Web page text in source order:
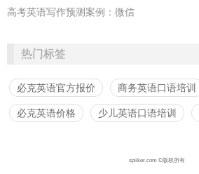
高考英语写作预测案例：微信
热门标签
必克英语官方报价 商务英语口语培训
必克英语价格 少儿英语口语培训
spiiker.com ©版权所有